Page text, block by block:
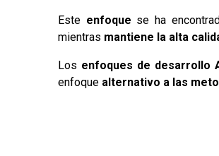
Este enfoque se ha
mientras mantiene la alta
Los enfoques de desarrollo
enfoque alternativo a las